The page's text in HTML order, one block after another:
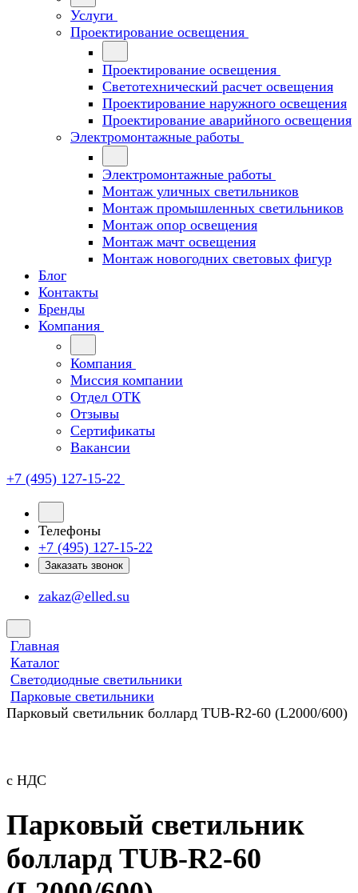
Услуги
Проектирование освещения
Проектирование освещения
Светотехнический расчет освещения
Проектирование наружного освещения
Проектирование аварийного освещения
Электромонтажные работы
Электромонтажные работы
Монтаж уличных светильников
Монтаж промышленных светильников
Монтаж опор освещения
Монтаж мачт освещения
Монтаж новогодних световых фигур
Блог
Контакты
Бренды
Компания
Компания
Миссия компании
Отдел ОТК
Отзывы
Сертификаты
Вакансии
+7 (495) 127-15-22
Телефоны
+7 (495) 127-15-22
Заказать звонок
zakaz@elled.su
Главная
Каталог
Светодиодные светильники
Парковые светильники
Парковый светильник боллард TUB-R2-60 (L2000/600)
с НДС
Парковый светильник
боллард TUB-R2-60